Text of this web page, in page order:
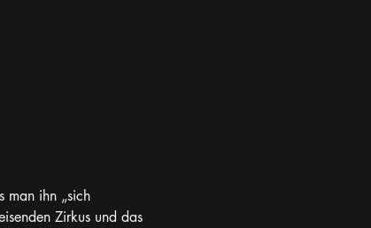
man ihn „sich
Zirkus und das